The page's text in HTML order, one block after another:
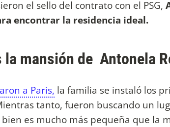
el sello del contrato con el PSG,
encontrar la residencia ideal.
la mansión de Antonela
a Paris, la familia se instaló los
tanto, fueron buscando un
bien es mucho más pequeña que la